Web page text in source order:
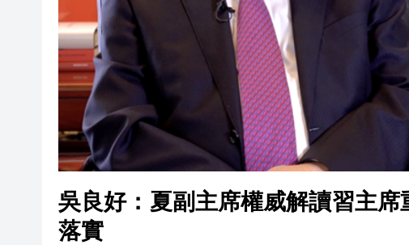
吳良好：夏副主席權威解讀習主
落實